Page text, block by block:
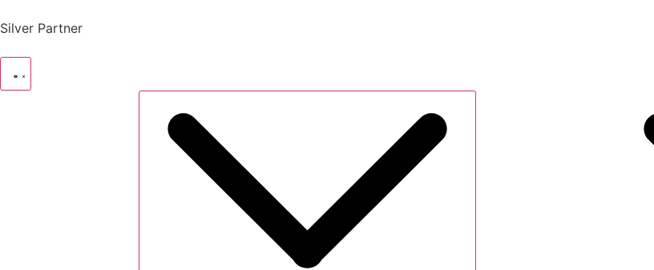
Silver Partner